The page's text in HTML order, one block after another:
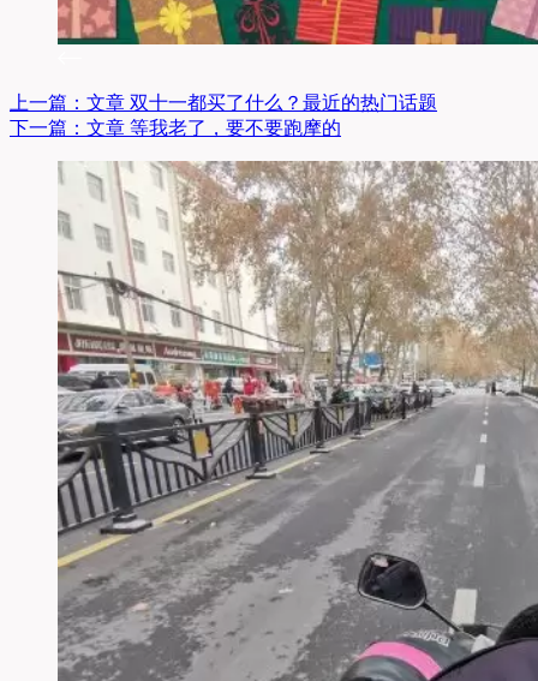
上一篇： 文章 双十一都买了什么？最近的热门话题
下一篇： 文章 等我老了，要不要跑摩的